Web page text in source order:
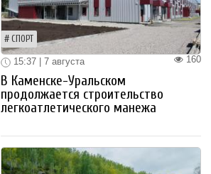
СПОРТ
160
15:37 | 7 августа
В Каменске-Уральском
продолжается строительство
легкоатлетического манежа